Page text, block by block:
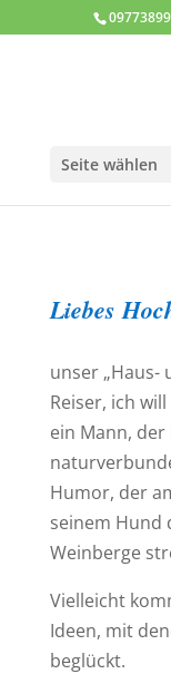
Seite wählen
Liebes
unser „Haus-
Reiser, ich
ein Mann,
Humor, der
seinem Hund
Weinberge
Vielleicht
Ideen, mit
beglückt.